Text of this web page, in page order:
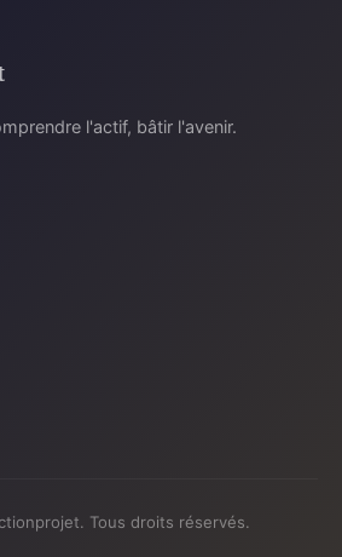
l'actif, bâtir l'avenir.
Tous droits réservés.